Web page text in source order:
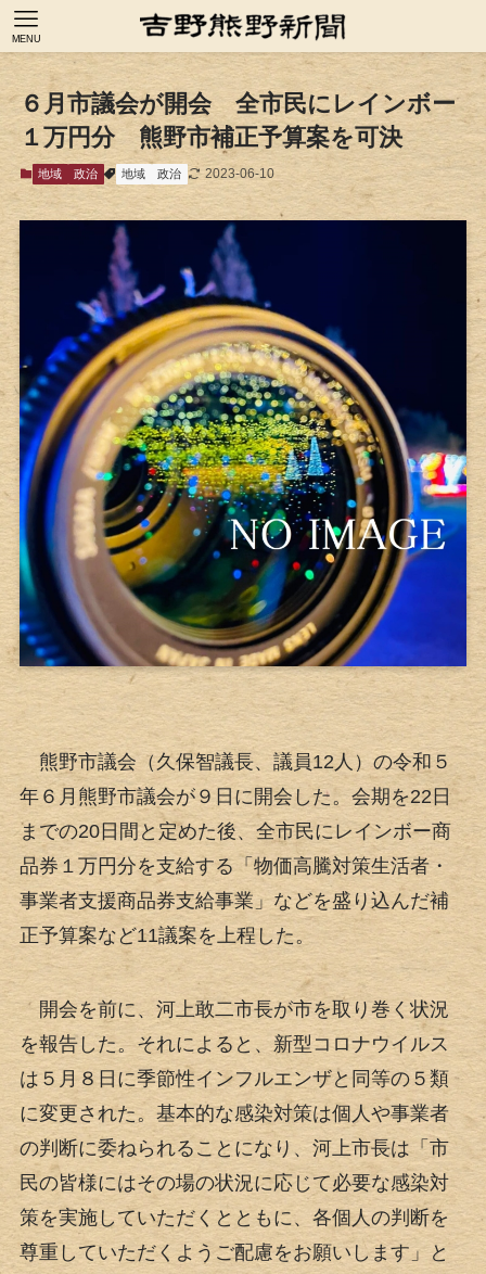
MENU
６月市議会が開会 全市民にレインボー
１万円分 熊野市補正予算案を可決
地域 政治 地域 政治 2023-06-10
熊野市議会（久保智議長、議員12人）の令和５
年６月熊野市議会が９日に開会した。会期を22日
までの20日間と定めた後、全市民にレインボー商
品券１万円分を支給する「物価高騰対策生活者・
事業者支援商品券支給事業」などを盛り込んだ補
正予算案など11議案を上程した。
開会を前に、河上敢二市長が市を取り巻く状況
を報告した。それによると、新型コロナウイルス
は５月８日に季節性インフルエンザと同等の５類
に変更された。基本的な感染対策は個人や事業者
の判断に委ねられることになり、河上市長は「市
民の皆様にはその場の状況に応じて必要な感染対
策を実施していただくとともに、各個人の判断を
尊重していただくようご配慮をお願いします」と